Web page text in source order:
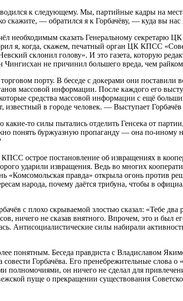
к следующему. Мы, партийные кадры на
скажите, — обратился я к Горбачёву, — куда вы
необходимым сказать Генеральному
я, когда, скажем, печатный орган ЦК КПСС
склонил голову». И это газета, которую
не причинил большего вреда, чем
порту. В беседе с докерами они поставили
массовой информации. После каждого его
средства массовой информации с ещё
в городе человек. — Выступает Горбачёв
то силы пытались отделить Генсека от
понять буржуазную пропаганду — она по-иному
острое постановление об извращениях в
ударили извращения. Ведь во многих
«Комсомольская правда» открыла огонь
народа, почему даётся трибуна, чтобы в
с плохо скрываемой злостью сказал: «Тебе
ничего не сказав внятного. Впрочем, это и был
Антисоциалистические силы набирали
понятным. Беседа правдиста с Владиславом
Горбачёва. Его пренебрежительные слова
полномочиями, он ничего не сделал для
пуще о прекращении существования